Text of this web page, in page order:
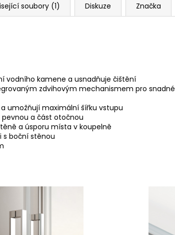
soubory (1) Diskuze Značka
vodního kamene a usnadňuje čištění
zdvihovým mechanismem pro snadné
umožňují maximální šířku vstupu
a část otočnou
a úsporu místa v koupelně
s boční stěnou